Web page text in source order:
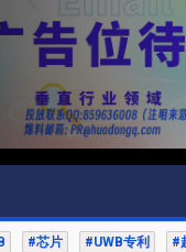
#芯片 #UWB专利 #